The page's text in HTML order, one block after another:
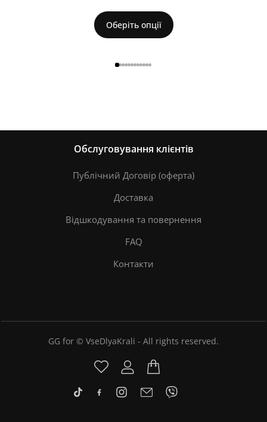
Оберіть опції
Обслуговування клієнтів
Публічний Договір (оферта)
Доставка
Відшкодування та повернення
FAQ
Контакти
GG for © VseDlyaKrali - All rights reserved.